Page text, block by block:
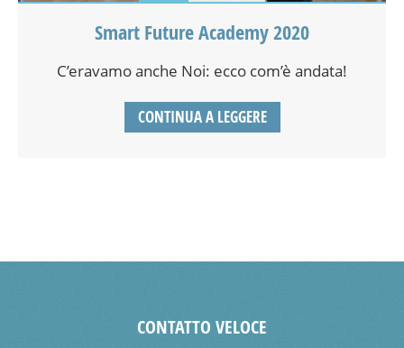
Smart Future Academy 2020
C’eravamo anche Noi: ecco com’è andata!
CONTINUA A LEGGERE
CONTATTO VELOCE